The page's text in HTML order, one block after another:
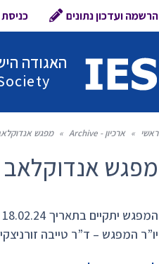
הרשמה ועדכון נתונים
האגודה
ראשי » ארכיון - Archive » מפגש אנדוקלאב וירטואלי |
מפגש אנדוקלאב וירטואלי |
המפגש יתקיים בתאריך 18.02.24 משעה 13:20 עד 15:00
יו”ר המפגש – ד”ר טייבה זורניצקי